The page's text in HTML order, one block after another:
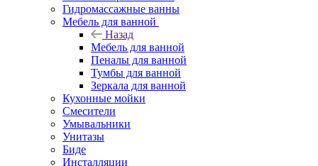
Гидромассажные ванны
Мебель для ванной
Назад
Мебель для ванной
Пеналы для ванной
Тумбы для ванной
Зеркала для ванной
Кухонные мойки
Смесители
Умывальники
Унитазы
Биде
Инсталляции